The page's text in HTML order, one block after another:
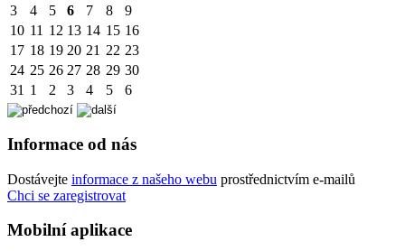
3
4 5 6 7 8
9
10 11 12 13 14 15 16
17 18 19 20 21 22 23
24 25 26 27 28 29 30
31 1 2 3 4 5 6
Informace od nás
Dostávejte informace z našeho webu prostřednictvím e-mailů
Chci se zaregistrovat
Mobilní aplikace